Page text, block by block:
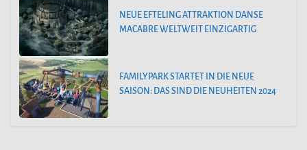
NEUE EFTELING ATTRAKTION DANSE
MACABRE WELTWEIT EINZIGARTIG
FAMILYPARK STARTET IN DIE NEUE
SAISON: DAS SIND DIE NEUHEITEN 2024